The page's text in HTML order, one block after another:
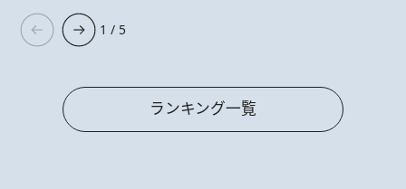
1 / 5
ランキング一覧